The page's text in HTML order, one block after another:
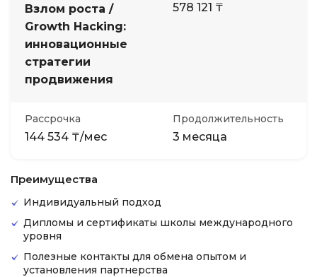
Взлом роста /
Growth Hacking:
инновационные
стратегии
продвижения
578 121 ₸
Рассрочка
144 534 ₸/мес
Продолжительность
3 месяца
Преимущества
Индивидуальный подход
Дипломы и сертификаты школы международного
уровня
Полезные контакты для обмена опытом и
установления партнерства